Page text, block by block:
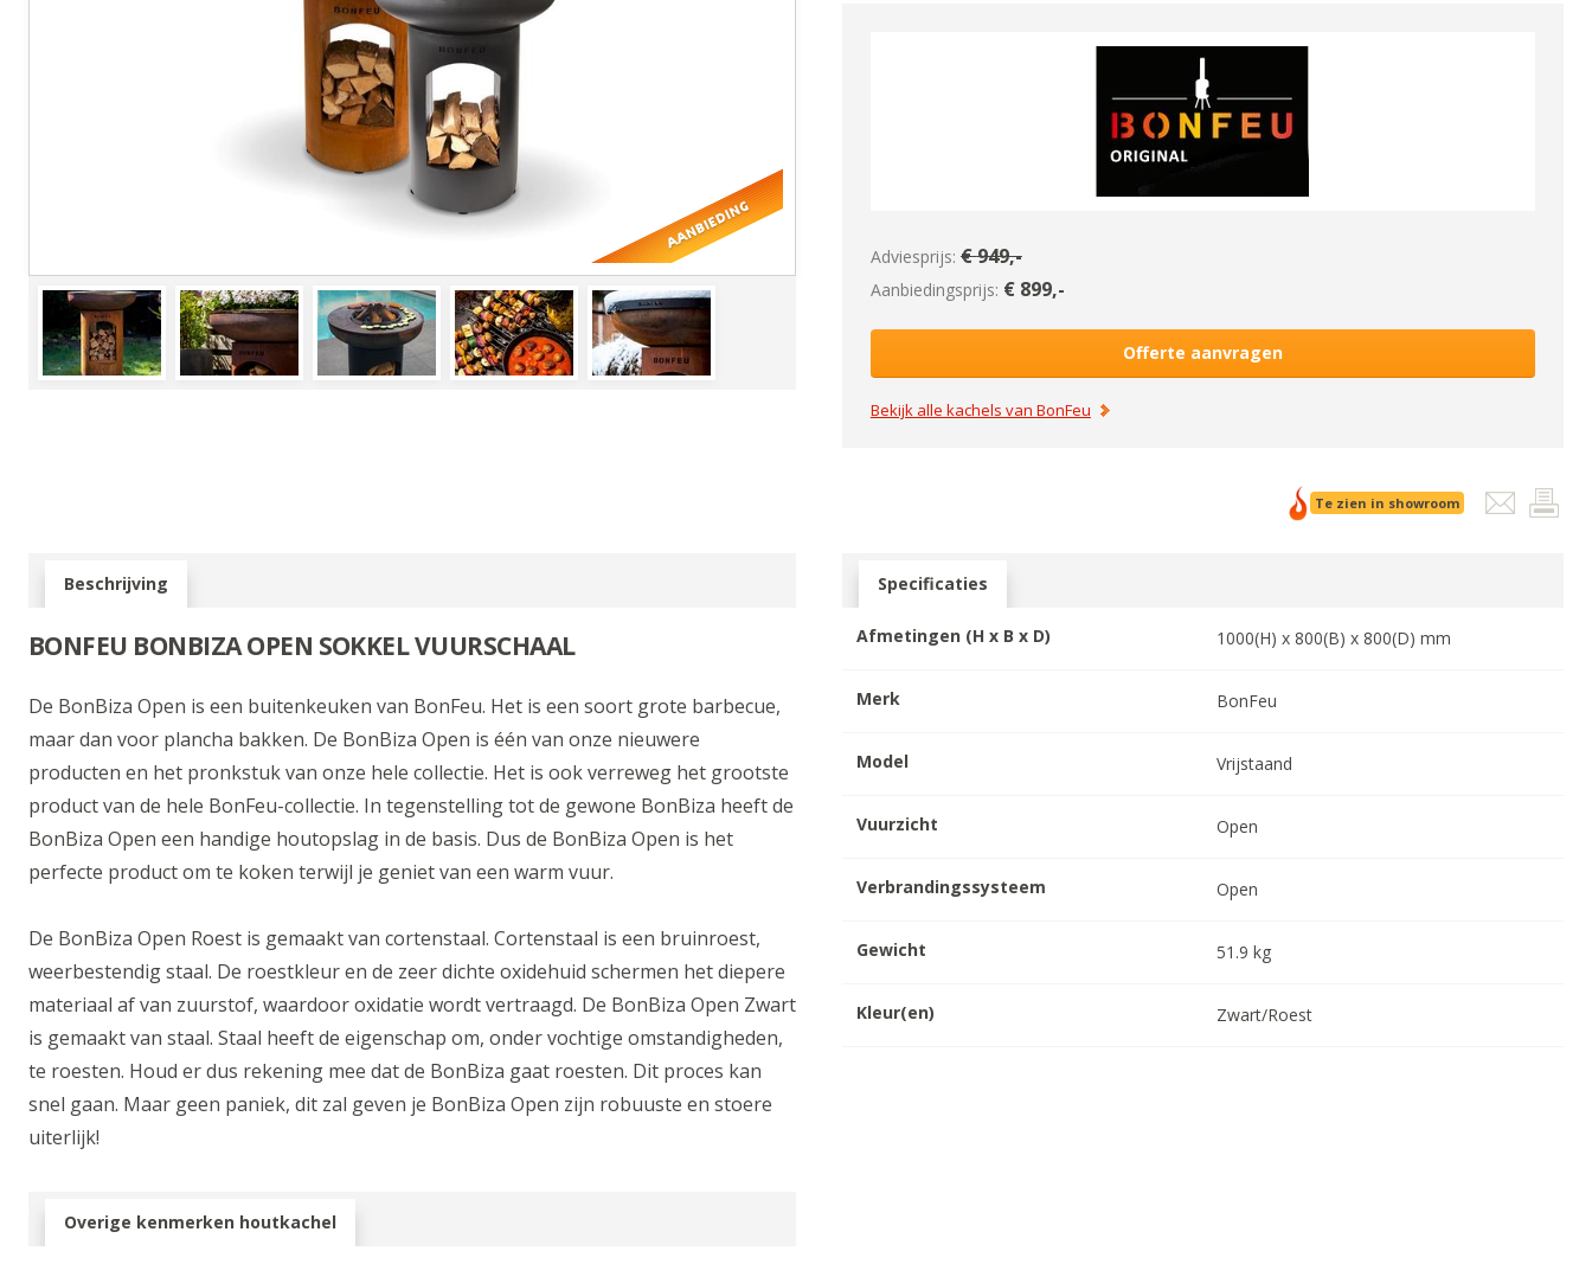
Adviesprijs: €949,-
Aanbiedingsprijs: € 899,-
Offerte aanvragen
Bekijk alle kachels van BonFeu
Te zien in showroom
Specificaties
Afmetingen (H x B x D) 1000(H) x800(B) x800(D) mm
Merk BonFeu
Model Vrijstaand
Vuurzicht Open
Verbrandingssysteem Open
Gewicht 51.9 kg
Kleur(en) Zwart/Roest
Beschrijving
BONFEU BONBIZA OPEN SOKKEL VUURSCHAAL
De BonBiza Open is een buitenkeuken van BonFeu. Het is een soort grote barbecue,
maar dan voor plancha bakken. De BonBiza Open is één van onze nieuwere
producten en het pronkstuk van onze hele collectie. Het is ook verreweg het grootste
product van de hele BonFeu-collectie. In tegenstelling tot de gewone BonBiza heeft de
BonBiza Open een handige houtopslag in de basis. Dus de BonBiza Open is het
perfecte product om te koken terwijl je geniet van een warm vuur.
De BonBiza Open Roest is gemaakt van cortenstaal. Cortenstaal is een bruinroest,
weerbestendig staal. De roestkleur en de zeer dichte oxidehuid schermen het diepere
materiaal af van zuurstof, waardoor oxidatie wordt vertraagd. De BonBiza Open Zwart
is gemaakt van staal. Staal heeft de eigenschap om, onder vochtige omstandigheden,
te roesten. Houd er dus rekening mee dat de BonBiza gaat roesten. Dit proces kan
snel gaan. Maar geen paniek, dit zal geven je BonBiza Open zijn robuuste en stoere
uiterlijk!
Overige kenmerken houtkachel